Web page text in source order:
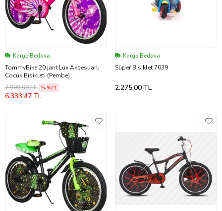
Kargo Bedava
TommyBike 20 jant Lüx Aksesuarlı
Cocuk Bisikleti (Pembe)
7.999,00 TL
%21
6.333,47 TL
Kargo Bedava
Süper Bisiklet 7039
2.275,00 TL